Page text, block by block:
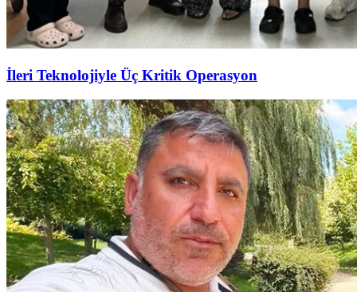
İleri Teknolojiyle Üç Kritik Operasyon